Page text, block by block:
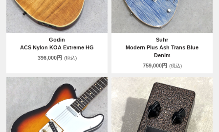
Godin
ACS Nylon KOA Extreme HG
396,000円 (税込)
Suhr
Modern Plus Ash Trans Blue
Denim
759,000円 (税込)